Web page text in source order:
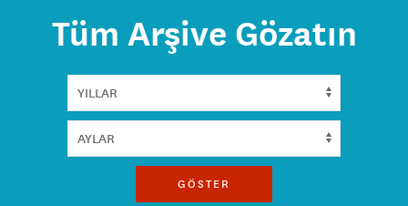
Tüm Arşive Gözatın
GÖSTER